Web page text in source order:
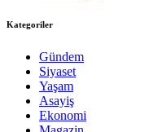
Kategoriler
Gündem
Siyaset
Yaşam
Asayiş
Ekonomi